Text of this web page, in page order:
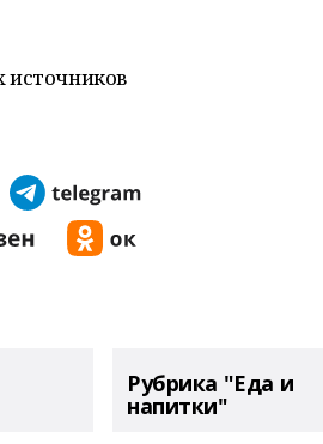
источников
Рубрика "Еда и
напитки"